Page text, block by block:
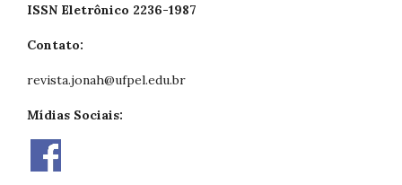
ISSN Eletrônico 2236-1987
Contato:
revista.jonah@ufpel.edu.br
Mídias Sociais: